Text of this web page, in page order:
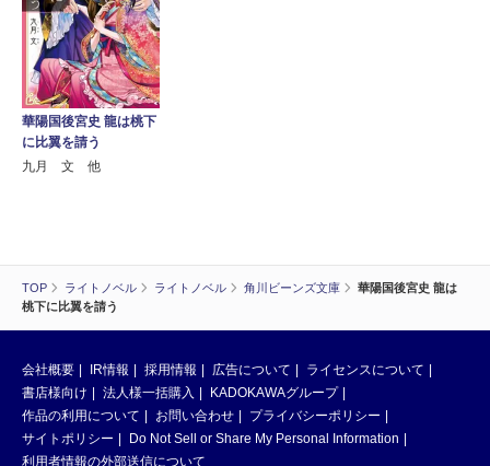
TOP ライトノベル ライトノベル 角川ビーンズ文庫
華陽国後宮史 龍は
桃下に比翼を請う
華陽国後宮史 龍は桃下
に比翼を請う
九月 文 他
会社概要 IR情報 採用情報 広告について
ライセンスについて
書店様向け
法人様一括購入
KADOKAWAグループ
作品の利用について
お問い合わせ
プライバシーポリシー
サイトポリシー
Do Not Sell or Share My Personal Information
利用者情報の外部送信について